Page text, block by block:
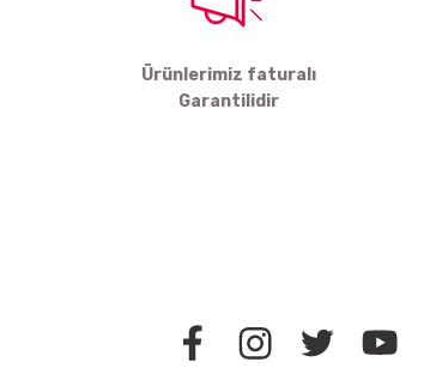
Ürünlerimiz faturalı
Garantilidir